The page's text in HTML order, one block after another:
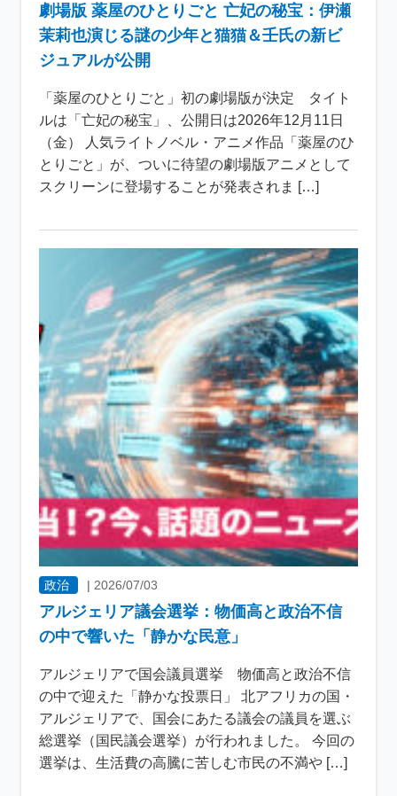
劇場版 薬屋のひとりごと 亡妃の秘宝：伊瀬
茉莉也演じる謎の少年と猫猫＆壬氏の新ビ
ジュアルが公開
「薬屋のひとりごと」初の劇場版が決定 タイト
ルは「亡妃の秘宝」、公開日は2026年12月11日
（金） 人気ライトノベル・アニメ作品「薬屋のひ
とりごと」が、ついに待望の劇場版アニメとして
スクリーンに登場することが発表されま […]
政治 |2026/07/03
アルジェリア議会選挙：物価高と政治不信
の中で響いた「静かな民意」
アルジェリアで国会議員選挙 物価高と政治不信
の中で迎えた「静かな投票日」 北アフリカの国・
アルジェリアで、国会にあたる議会の議員を選ぶ
総選挙（国民議会選挙）が行われました。 今回の
選挙は、生活費の高騰に苦しむ市民の不満や […]